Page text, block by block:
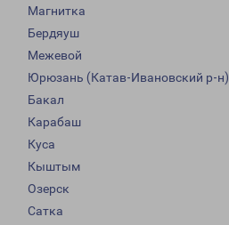
Магнитка
Бердяуш
Межевой
Юрюзань (Катав-Ивановский р-н)
Бакал
Карабаш
Куса
Кыштым
Озерск
Сатка